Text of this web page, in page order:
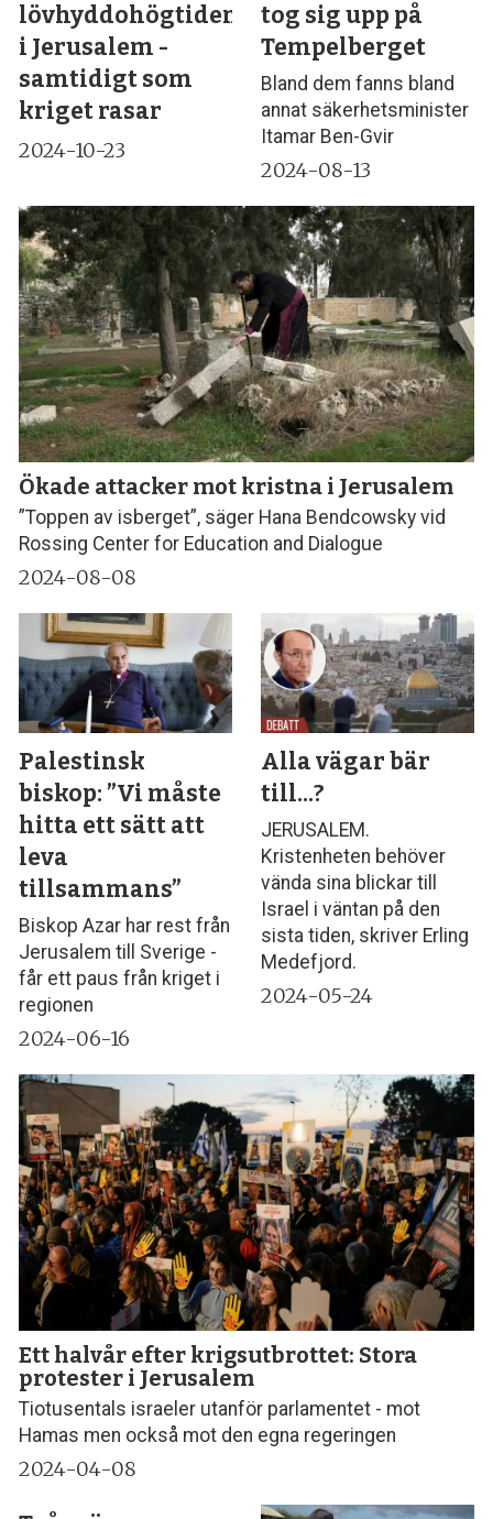
lövhyddohögtiden
i Jerusalem -
samtidigt som
kriget rasar
2024-10-23
tog sig upp på
Tempelberget
Bland dem fanns bland
annat säkerhetsminister
Itamar Ben-Gvir
2024-08-13
Ökade attacker mot kristna i Jerusalem
”Toppen av isberget”, säger Hana Bendcowsky vid
Rossing Center for Education and Dialogue
2024-08-08
Palestinsk
biskop: ”Vi måste
hitta ett sätt att
leva
tillsammans”
Biskop Azar har rest från
Jerusalem till Sverige -
får ett paus från kriget i
regionen
2024-06-16
Alla vägar bär
till...?
JERUSALEM.
Kristenheten behöver
vända sina blickar till
Israel i väntan på den
sista tiden, skriver Erling
Medefjord.
2024-05-24
Ett halvår efter krigsutbrottet: Stora
protester i Jerusalem
Tiotusentals israeler utanför parlamentet - mot
Hamas men också mot den egna regeringen
2024-04-08